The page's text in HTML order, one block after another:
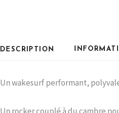
DESCRIPTION
Un wakesurf performant,